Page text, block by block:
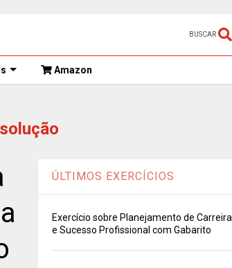
BUSCAR
Amazon
ÚLTIMOS EXERCÍCIOS
Exercício sobre Planejamento de Carreira
e Sucesso Profissional com Gabarito